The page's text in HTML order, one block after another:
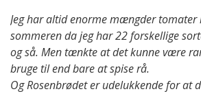
Jeg har altid enorme mængder tomater
sommeren da jeg har 22 forskellige
og så. Men tænkte at det kunne være
bruge til end bare at spise rå.
Og Rosenbrødet er udelukkende for at